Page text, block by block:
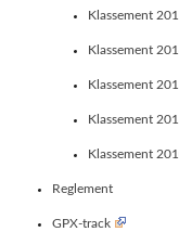
Klassement
Klassement
Klassement
Klassement
Klassement
Reglement
GPX-track